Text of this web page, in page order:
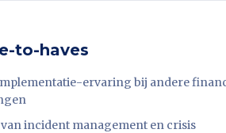
to-haves
ervaring bij andere
incident management en crisis